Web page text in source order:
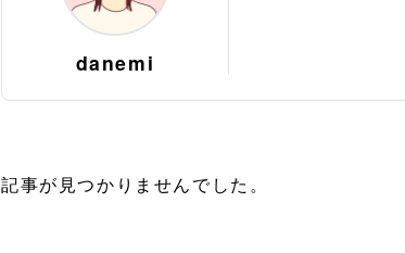
danemi
記事が見つかりませんでした。